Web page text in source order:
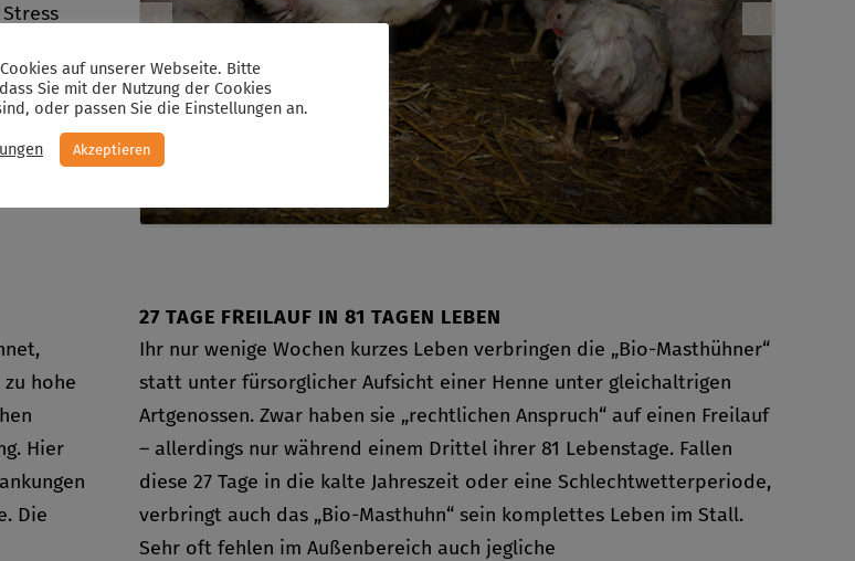
10
Tiere
die
hohe
Hier
Die
27 TAGE FREILAUF IN 81 TAGEN LEBEN
Ihr nur wenige Wochen kurzes Leben verbringen die „Bio-Masthühner“
statt unter fürsorglicher Aufsicht einer Henne unter gleichaltrigen
Artgenossen. Zwar haben sie „rechtlichen Anspruch“ auf einen Freilauf
– allerdings nur während einem Drittel ihrer 81 Lebenstage. Fallen
diese 27 Tage in die kalte Jahreszeit oder eine Schlechtwetterperiode,
verbringt auch das „Bio-Masthuhn“ sein komplettes Leben im Stall.
Sehr oft fehlen im Außenbereich auch jegliche
auf unserer Webseite. Bitte
Sie mit der Nutzung der Cookies
oder passen Sie die Einstellungen an.
Akzeptieren